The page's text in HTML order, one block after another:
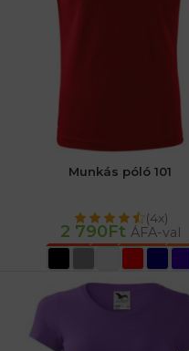
Munkás póló 101
(4x)
2 790Ft ÁFA-val
OPCIÓK VÁLASZTÁSA